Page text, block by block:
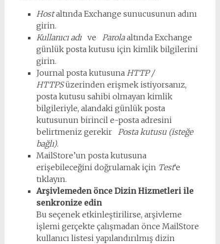
Hostaltında Exchange sunucusunun adını
girin.
Kullanıcı adıve Parolaaltında Exchange
günlük posta kutusu için kimlik bilgilerini
girin.
Journal posta kutusuna HTTP /
HTTPSüzerinden erişmek istiyorsanız,
posta kutusu sahibi olmayan kimlik
bilgileriyle, alandaki günlük posta
kutusunun birincil e-posta adresini
belirtmeniz gerekir Posta kutusu (isteğe
bağlı).
MailStore’un posta kutusuna
erişebileceğini doğrulamak için Test‘e
tıklayın.
Arşivlemeden önce Dizin Hizmetleri ile
senkronize edin
Bu seçenek etkinleştirilirse, arşivleme
işlemi gerçekte çalışmadan önce MailStore
kullanıcı listesi yapılandırılmış dizin